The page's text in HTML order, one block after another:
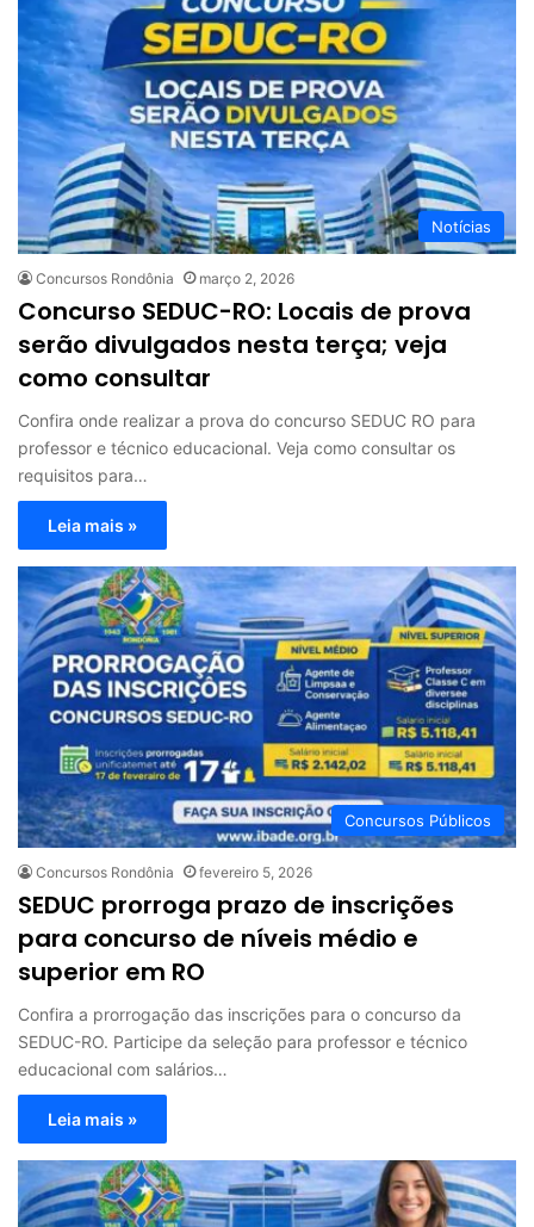
Notícias
Concursos Rondônia março 2, 2026
Concurso SEDUC-RO: Locais de prova
serão divulgados nesta terça; veja
como consultar
Confira onde realizar a prova do concurso SEDUC RO para
professor e técnico educacional. Veja como consultar os
requisitos para…
Leia mais »
Concursos Públicos
Concursos Rondônia fevereiro 5, 2026
SEDUC prorroga prazo de inscrições
para concurso de níveis médio e
superior em RO
Confira a prorrogação das inscrições para o concurso da
SEDUC-RO. Participe da seleção para professor e técnico
educacional com salários…
Leia mais »